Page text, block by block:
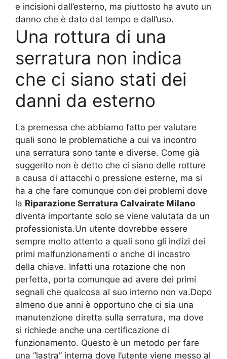
e incisioni dall’esterno, ma piuttosto ha avuto un
danno che è dato dal tempo e dall’uso.
Una rottura di una
serratura non indica
che ci siano stati dei
danni da esterno
La premessa che abbiamo fatto per valutare
quali sono le problematiche a cui va incontro
una serratura sono tante e diverse. Come già
suggerito non è detto che ci siano delle rotture
a causa di attacchi o pressione esterne, ma si
ha a che fare comunque con dei problemi dove
la Riparazione Serratura Calvairate Milano
diventa importante solo se viene valutata da un
professionista.Un utente dovrebbe essere
sempre molto attento a quali sono gli indizi dei
primi malfunzionamenti o anche di incastro
della chiave. Infatti una rotazione che non
perfetta, porta comunque ad avere dei primi
segnali che qualcosa al suo interno non va.Dopo
almeno due anni è opportuno che ci sia una
manutenzione diretta sulla serratura, ma dove
si richiede anche una certificazione di
funzionamento. Questo è un metodo per fare
una “lastra” interna dove l’utente viene messo al